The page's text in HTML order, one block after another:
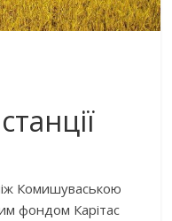
Комишуваською
фондом Карітас